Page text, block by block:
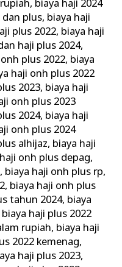
, biaya haji 2024
dan plus, biaya haji
plus 2022, biaya haji
haji plus 2024,
plus 2022, biaya
haji onh plus 2022
2023, biaya haji
onh plus 2023
2024, biaya haji
onh plus 2024
alhijaz, biaya haji
onh plus depag,
, biaya haji onh plus rp,
, biaya haji onh plus
tahun 2024, biaya
biaya haji plus 2022
rupiah, biaya haji
2022 kemenag,
haji plus 2023,